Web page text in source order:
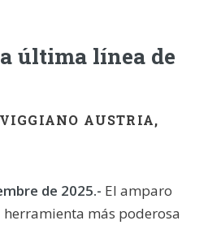
última línea de
AUSTRIA,
de 2025.- El amparo
herramienta más poderosa